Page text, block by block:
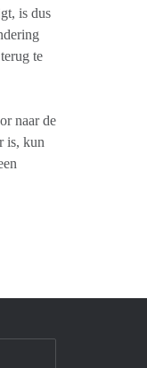
is dus
te
naar de
is, kun